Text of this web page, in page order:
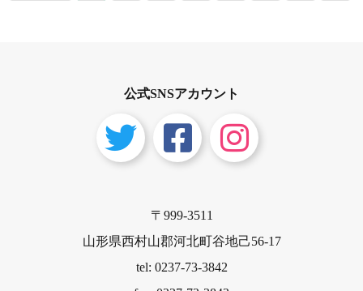
公式SNSアカウント
〒999-3511
山形県西村山郡河北町谷地己56-17
tel: 0237-73-3842